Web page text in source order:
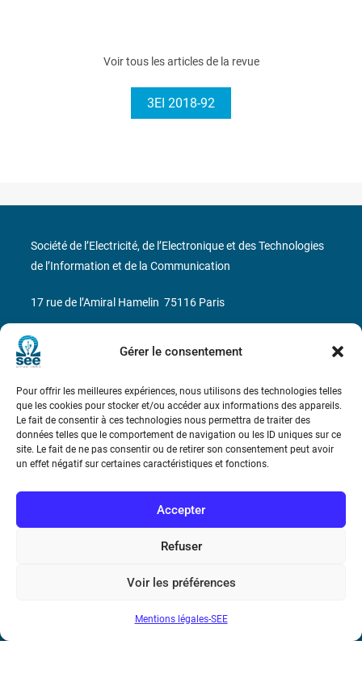
Gérer le consentement
Pour offrir les meilleures expériences, nous utilisons des technologies telles
que les cookies pour stocker et/ou accéder aux informations des appareils.
Le fait de consentir à ces technologies nous permettra de traiter des
données telles que le comportement de navigation ou les ID uniques sur ce
site. Le fait de ne pas consentir ou de retirer son consentement peut avoir
un effet négatif sur certaines caractéristiques et fonctions.
Accepter
Refuser
Voir les préférences
Mentions légales-SEE
Voir tous les articles de la revue
3EI 2018-92
Bicentenaire des découvertes d’André-
Conditions Générales de Vente
Mentions légales
Société de l’Electricité, de l’Electronique et des Technologies
de l’Information et de la Communication
17 rue de l’Amiral Hamelin 75116 Paris
Métro : « Boissière » Ligne 6 et « Iéna » Ligne 9
N° de SIREN : 785 393 232, Code APE : 9412Z TVA intra-
communautaire : FR44 785 393 232